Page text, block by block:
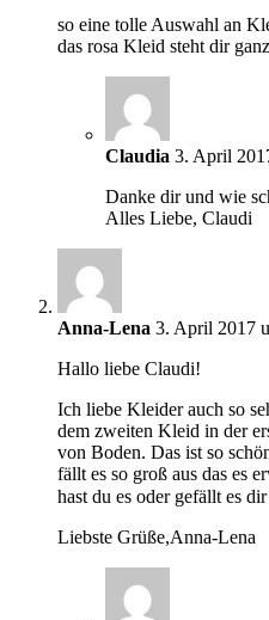
so eine tolle Auswahl an
das rosa Kleid steht dir
Claudia 3. April
Danke dir und wie
Alles Liebe, Claudi
Anna-Lena 3. April 2017
Hallo liebe Claudi!
Ich liebe Kleider auch so
dem zweiten Kleid in der
von Boden. Das ist so
fällt es so groß aus das es
hast du es oder gefällt es
Liebste Grüße,Anna-Lena